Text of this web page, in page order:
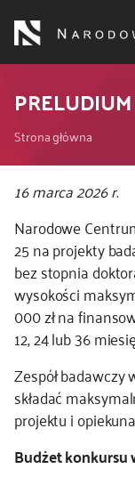
treści
dla wnioskodawców
dla realizujących
dla ekspertów
efekty NCN
współpraca
nagroda NCN
kontakt
Ścieżka
nawigacyjna
Strona główna
Kod
i
JS
16 marca 2026 r.
Narodowe
25 na projekty
bez stopnia
wysokości
000 zł na
12, 24 lub 36
Zespół badawczy
składać
projektu i
Budżet konkursu